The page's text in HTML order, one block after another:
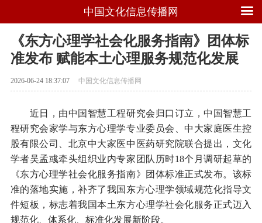
中国文化信息传播网
《东方心理学社会化服务指南》团体标
准发布 赋能本土心理服务规范化发展
2026-06-24 18:37:07 中国文化信息传播网
近日，由中国智慧工程研究会归口订立，中国智慧工
程研究会家学与东方心理学专业委员会、中大家庭医生控
股有限公司、北京中大家医中医药研究院联合提出，文化
学者吴孟彧牵头组织业内专家团队历时18个月调研起草的
《东方心理学社会化服务指南》团体标准正式发布。该标
准的落地实施，补齐了我国东方心理学领域规范化指导文
件短板，标志着我国本土东方心理学社会化服务正式迈入
规范化、体系化、标准化发展新阶段。